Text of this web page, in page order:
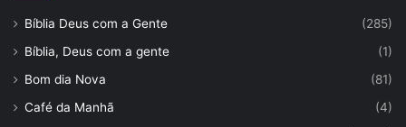
Bíblia Deus com a Gente
(285)
Bíblia, Deus com a gente
(1)
Bom dia Nova
(81)
Café da Manhã
(4)